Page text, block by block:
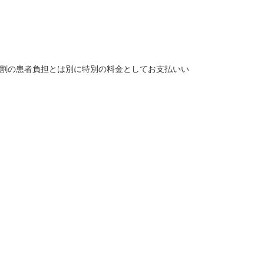
の患者負担とは別に特別の料金としてお支払いい